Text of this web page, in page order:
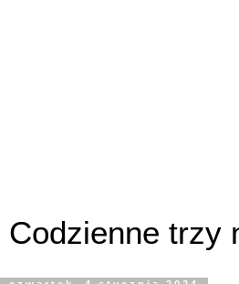
Codzienne trzy